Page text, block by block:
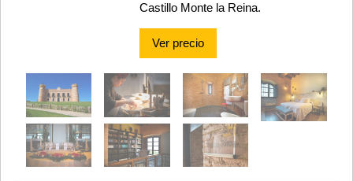
Castillo Monte la Reina.
Ver precio